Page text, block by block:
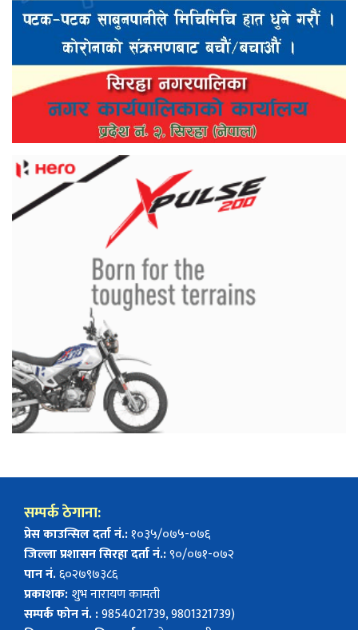
सम्पर्क ठेगाना:
प्रेस काउन्सिल दर्ता नं.:१०३५/०७५-०७६
जिल्ला प्रशासन सिरहा दर्ता नं.:९०/०७१-०७२
पान नं.६०२७९७३८६
प्रकाशक:शुभ नारायण कामती
सम्पर्क फोन नं. :9854021739, 9801321739)